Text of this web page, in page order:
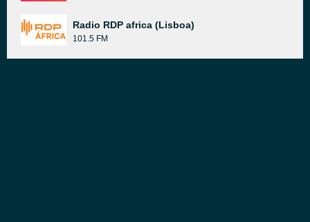
Radio RDP africa (Lisboa)
101.5 FM